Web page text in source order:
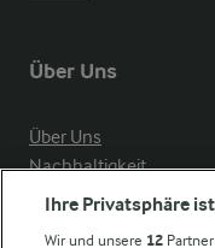
Über Uns
Über Uns
Nachhaltigkeit
Compliance
Ihre Privatsphäre
Wir und unsere 12